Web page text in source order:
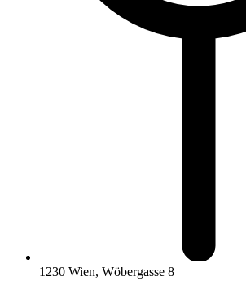
1230 Wien, Wöbergasse 8